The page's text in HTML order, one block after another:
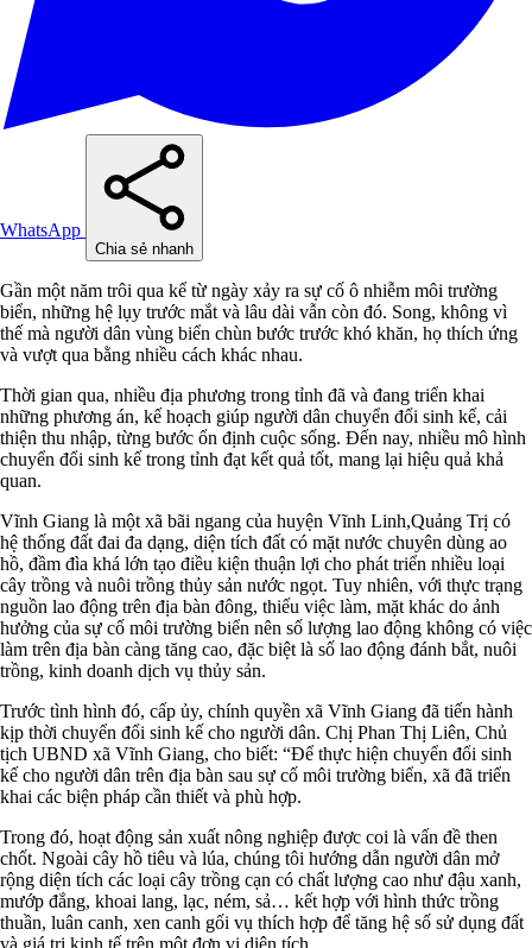
WhatsApp
Chia sẻ nhanh
Gần một năm trôi qua kể từ ngày xảy ra sự cố ô nhiễm môi trường
biển, những hệ lụy trước mắt và lâu dài vẫn còn đó. Song, không vì
thế mà người dân vùng biển chùn bước trước khó khăn, họ thích ứng
và vượt qua bằng nhiều cách khác nhau.
Thời gian qua, nhiều địa phương trong tỉnh đã và đang triển khai
những phương án, kế hoạch giúp người dân chuyển đổi sinh kế, cải
thiện thu nhập, từng bước ổn định cuộc sống. Đến nay, nhiều mô hình
chuyển đổi sinh kế trong tỉnh đạt kết quả tốt, mang lại hiệu quả khả
quan.
Vĩnh Giang là một xã bãi ngang của huyện Vĩnh Linh,Quảng Trị có
hệ thống đất đai đa dạng, diện tích đất có mặt nước chuyên dùng ao
hồ, đầm đìa khá lớn tạo điều kiện thuận lợi cho phát triển nhiều loại
cây trồng và nuôi trồng thủy sản nước ngọt. Tuy nhiên, với thực trạng
nguồn lao động trên địa bàn đông, thiếu việc làm, mặt khác do ảnh
hưởng của sự cố môi trường biển nên số lượng lao động không có việc
làm trên địa bàn càng tăng cao, đặc biệt là số lao động đánh bắt, nuôi
trồng, kinh doanh dịch vụ thủy sản.
Trước tình hình đó, cấp ủy, chính quyền xã Vĩnh Giang đã tiến hành
kịp thời chuyển đổi sinh kế cho người dân. Chị Phan Thị Liên, Chủ
tịch UBND xã Vĩnh Giang, cho biết: “Để thực hiện chuyển đổi sinh
kế cho người dân trên địa bàn sau sự cố môi trường biển, xã đã triển
khai các biện pháp cần thiết và phù hợp.
Trong đó, hoạt động sản xuất nông nghiệp được coi là vấn đề then
chốt. Ngoài cây hồ tiêu và lúa, chúng tôi hướng dẫn người dân mở
rộng diện tích các loại cây trồng cạn có chất lượng cao như đậu xanh,
mướp đắng, khoai lang, lạc, ném, sả… kết hợp với hình thức trồng
thuần, luân canh, xen canh gối vụ thích hợp để tăng hệ số sử dụng đất
và giá trị kinh tế trên một đơn vị diện tích.